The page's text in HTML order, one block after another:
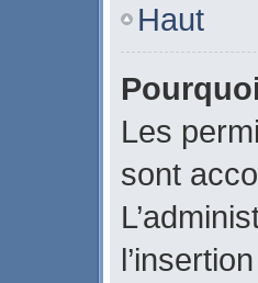
Haut
Les
sont